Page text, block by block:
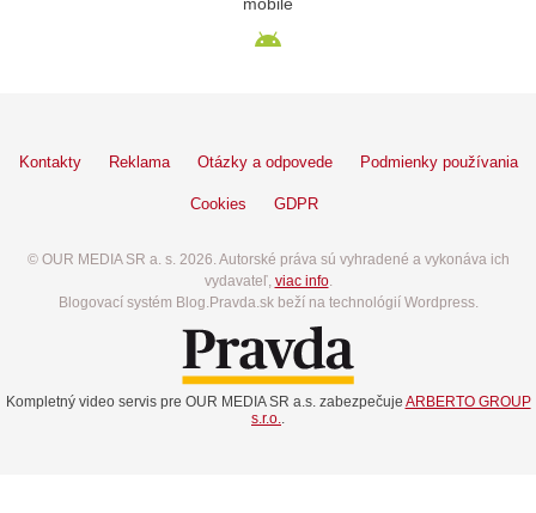
mobile
Kontakty Reklama Otázky a odpovede Podmienky používania
Cookies GDPR
© OUR MEDIA SR a. s. 2026. Autorské práva sú vyhradené a vykonáva ich
vydavateľ, viac info.
Blogovací systém Blog.Pravda.sk beží na technológií Wordpress.
Kompletný video servis pre OUR MEDIA SR a.s. zabezpečuje ARBERTO GROUP
s.r.o..